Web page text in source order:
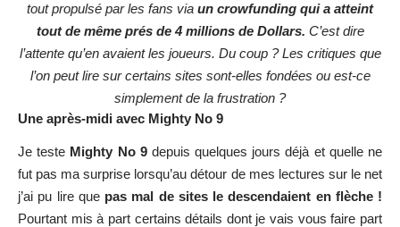
tout propulsé par les fans via un crowfunding qui a atteint
tout de même prés de 4 millions de Dollars. C’est dire
l’attente qu’en avaient les joueurs. Du coup ? Les critiques que
l’on peut lire sur certains sites sont-elles fondées ou est-ce
simplement de la frustration ?
Une après-midi avec Mighty No 9
Je teste Mighty No 9depuis quelques jours déjà et quelle ne
fut pas ma surprise lorsqu’au détour de mes lectures sur le net
j’ai pu lire que pas mal de sites le descendaient en flèche !
Pourtant mis à part certains détails dont je vais vous faire part